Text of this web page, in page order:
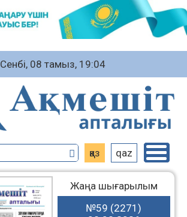
Сенбі, 08 тамыз, 19:04
қаз qaz
Жаңа шығарылым
№59 (2271)